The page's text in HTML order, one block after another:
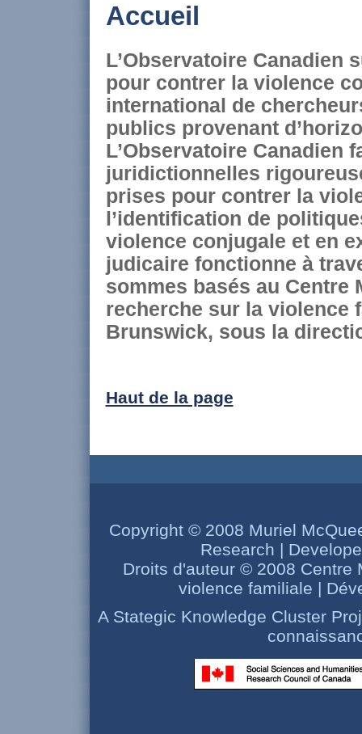
Accueil
L’Observatoire Canadien
pour contrer la violence
international de
publics provenant
L’Observatoire Canadien
juridictionnelles
prises pour contrer la
l’identification de
violence conjugale et en
judicaire fonctionne à
sommes basés au Centre
recherche sur la violence
Brunswick, sous la
Haut de la page
Copyright © 2008 Muriel
Research |
Droits d'auteur © 2008 Centre
violence familiale |
A Stategic Knowledge Cluster